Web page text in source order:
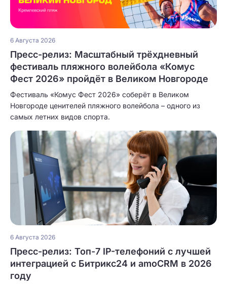
6 Августа 2026
Пресс-релиз: Масштабный трёхдневный
фестиваль пляжного волейбола «Комус
Фест 2026» пройдёт в Великом Новгороде
Фестиваль «Комус Фест 2026» соберёт в Великом
Новгороде ценителей пляжного волейбола – одного из
самых летних видов спорта.
6 Августа 2026
Пресс-релиз: Топ-7 IP-телефоний с лучшей
интеграцией с Битрикс24 и amoCRM в 2026
году